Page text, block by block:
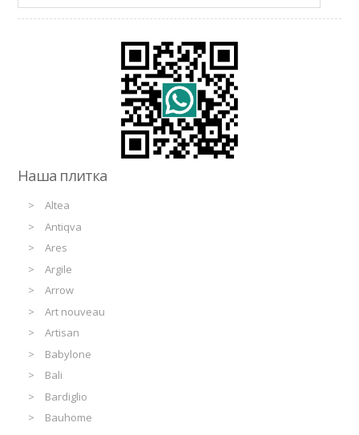
Наша плитка
Altea
Antiqva
Ares
Argile
Arrow
Art nouveau
Artisan
Babylone
Bali
Bardiglio
Bauhome